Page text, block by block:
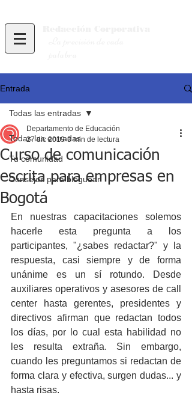
Entrada
Todas las entradas
Tu comunidad
Consejos para bloguear
Todas las entradas
Curso de comunicación
escrita para empresas en
Bogotá
Departamento de Educación
27 dic 2019 3 min de lectura
En nuestras capacitaciones solemos
hacerle esta pregunta a los
participantes, "¿sabes redactar?" y la
respuesta, casi siempre y de forma
unánime es un sí rotundo. Desde
auxiliares operativos y asesores de call
center hasta gerentes, presidentes y
directivos afirman que redactan todos
los días, por lo cual esta habilidad no
les resulta extraña. Sin embargo,
cuando les preguntamos si redactan de
forma clara y efectiva, surgen dudas... y
hasta risas.